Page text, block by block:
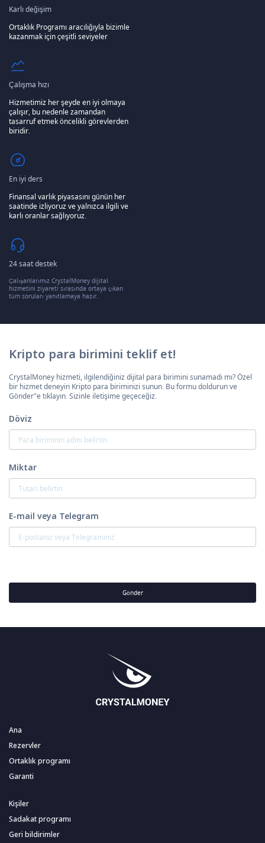
Karlı değişim
Ortaklık Programı aracılığıyla bizimle
kazanmak için çeşitli seviyeler
Çalışma hızı
Hizmetimiz her şeyde en iyi olmaya
çalışır, bu nedenle zamandan
tasarruf etmek öncelikli görevlerden
biridir.
En iyi ders
Finansal varlık piyasasını günün her
saatinde izliyoruz ve yalnızca ilgili ve
karlı oranlar sağlıyoruz.
24 saat destek
Çalışanlarımız CrystalMoney dijital
hizmetini ziyareti sırasında ortaya çıkan
tüm soruları yanıtlamaya hazır.
Kripto para birimini teklif et!
CrystalMoney hizmeti, ilgilendiğiniz dijital para birimini sunamadı mı? Özel
bir hizmet deneyin Kripto para biriminizi sunun. Bu formu doldurun ve
Gönder"e tıklayın. Sizinle iletişime geçeceğiz.
Döviz
Miktar
E-mail veya Telegram
Gönder
Ana
Rezervler
Ortaklık programı
Garanti
Kişiler
Sadakat programı
Geri bildirimler